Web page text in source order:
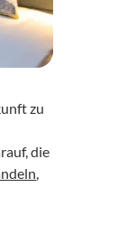
zu
die
,